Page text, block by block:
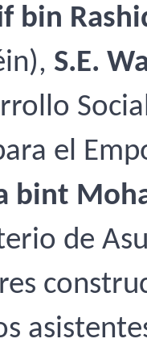
bin
S.E.
el
bint
de